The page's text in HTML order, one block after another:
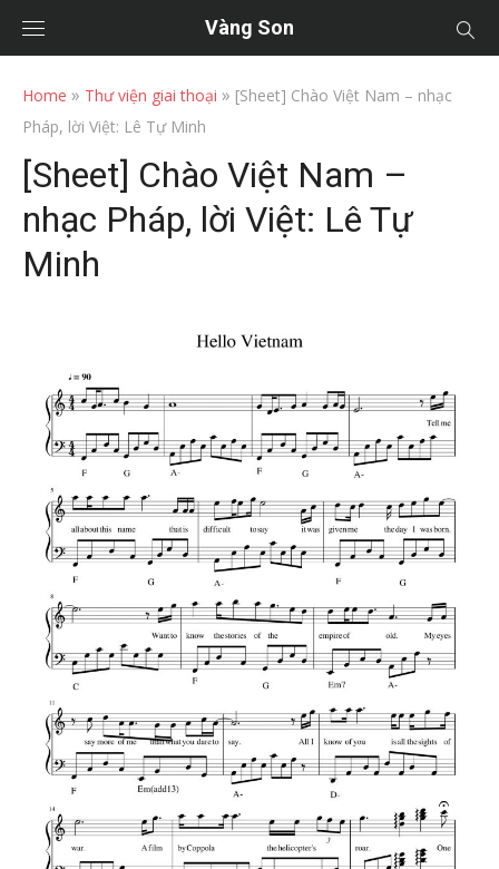
Vàng Son
Home » Thư viện giai thoại » [Sheet] Chào Việt Nam – nhạc
Pháp, lời Việt: Lê Tự Minh
[Sheet] Chào Việt Nam –
nhạc Pháp, lời Việt: Lê Tự
Minh